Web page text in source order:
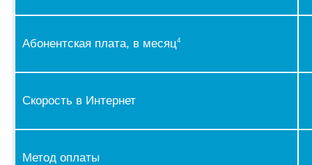
Абонентская плата, в месяц4
Скорость в Интернет
Метод оплаты